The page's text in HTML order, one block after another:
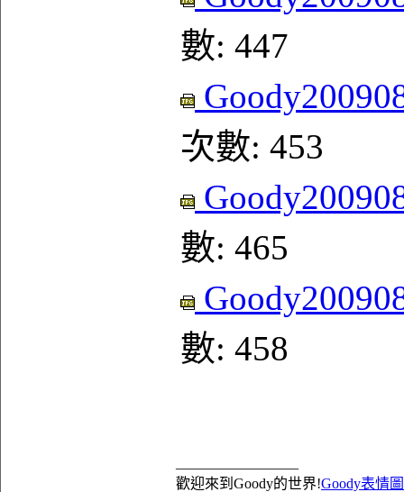
數: 447
次數: 453
數: 465
數: 458
歡迎來到Goody的世界!Goody表情